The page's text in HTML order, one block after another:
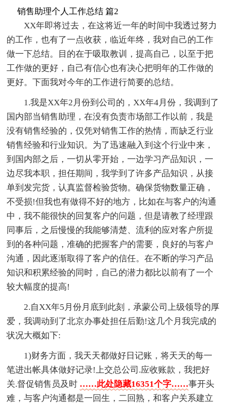
销售助理个人工作总结 篇2
XX年即将过去，在这将近一年的时间中我透过努力
的工作，也有了一点收获，临近年终，我对自己的工作
做一下总结。目的在于吸取教训，提高自己，以至于把
工作做的更好，自己有信心也有决心把明年的工作做的
更好。下面我对今年的工作进行简要的总结。
1.我是XX年2月份到公司的，XX年4月份，我调到了
国内部当销售助理，在没有负责市场部工作以前，我是
没有销售经验的，仅凭对销售工作的热情，而缺乏行业
销售经验和行业知识。为了迅速融入到这个行业中来，
到国内部之后，一切从零开始，一边学习产品知识，一
边尽我本职，担任期间，我学到了许多产品知识，从接
单到发完货，认真监督检验货物。确保货物数量正确，
不受损!但我也有做得不好的地方，比如在与客户的沟通
中，我不能很快的回复客户的问题，但是请教了经理跟
同事后，之后慢慢的我能够清楚、流利的应对客户所提
到的各种问题，准确的把握客户的需要，良好的与客户
沟通，因此逐渐取得了客户的信任。在不断的学习产品
知识和积累经验的同时，自己的潜力都比以前有了一个
较大幅度的提高!
2.自XX年5月份月底到此刻，承蒙公司上级领导的厚
爱，我调动到了北京办事处担任后勤!这几个月我完成的
状况大概如下:
1)财务方面，我天天都做好日记账，将天天的每一
笔进出帐具体做好记录!上交总公司.应收账款，我把好
关.督促销售员及时 ……此处隐藏16351个字……事开头
难，与客户沟通都是一回生，二回熟，和客户关系建立